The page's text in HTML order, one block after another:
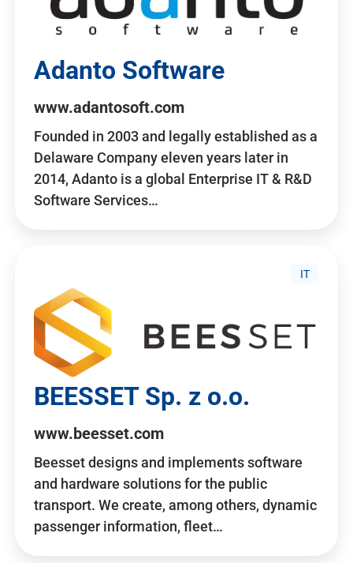
Adanto Software
www.adantosoft.com
Founded in 2003 and legally established as a
Delaware Company eleven years later in
2014, Adanto is a global Enterprise IT & R&D
Software Services…
IT
BEESSET Sp. z o.o.
www.beesset.com
Beesset designs and implements software
and hardware solutions for the public
transport. We create, among others, dynamic
passenger information, fleet…